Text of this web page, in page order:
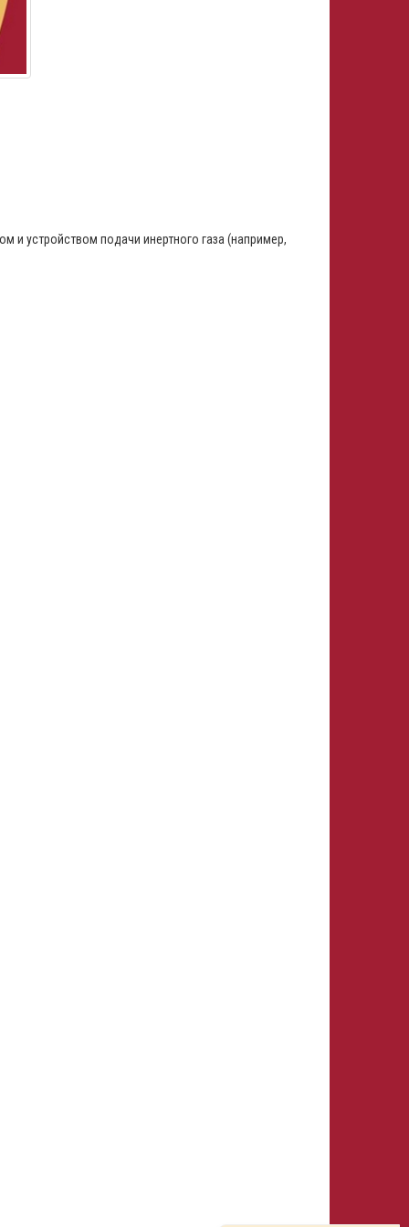
и устройством подачи инертного газа (например,